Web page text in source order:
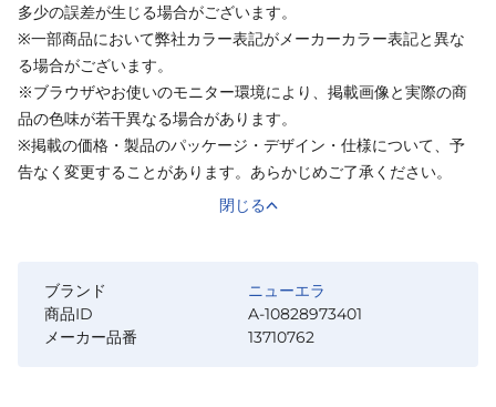
多少の誤差が生じる場合がございます。
※一部商品において弊社カラー表記がメーカーカラー表記と異な
る場合がございます。
※ブラウザやお使いのモニター環境により、掲載画像と実際の商
品の色味が若干異なる場合があります。
※掲載の価格・製品のパッケージ・デザイン・仕様について、予
告なく変更することがあります。あらかじめご了承ください。
閉じる
ブランド
ニューエラ
商品ID
A-10828973401
メーカー品番
13710762